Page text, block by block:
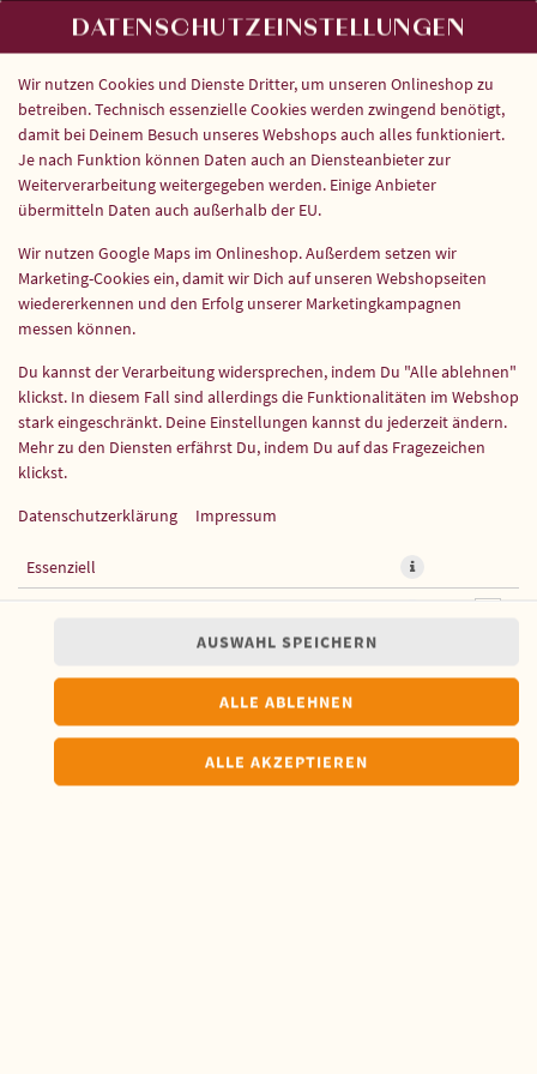
DATENSCHUTZEINSTELLUNGEN
Wir nutzen Cookies und Dienste Dritter, um unseren Onlineshop zu
betreiben. Technisch essenzielle Cookies werden zwingend benötigt,
damit bei Deinem Besuch unseres Webshops auch alles funktioniert.
Je nach Funktion können Daten auch an Diensteanbieter zur
Weiterverarbeitung weitergegeben werden. Einige Anbieter
übermitteln Daten auch außerhalb der EU.
Wir nutzen Google Maps im Onlineshop. Außerdem setzen wir
Marketing-Cookies ein, damit wir Dich auf unseren Webshopseiten
wiedererkennen und den Erfolg unserer Marketingkampagnen
messen können.
Du kannst der Verarbeitung widersprechen, indem Du "Alle ablehnen"
klickst. In diesem Fall sind allerdings die Funktionalitäten im Webshop
stark eingeschränkt. Deine Einstellungen kannst du jederzeit ändern.
Mehr zu den Diensten erfährst Du, indem Du auf das Fragezeichen
klickst.
Datenschutzerklärung
Impressum
Essenziell
AUSWAHL SPEICHERN
ALLE ABLEHNEN
ALLE AKZEPTIEREN
CHICKEN 65
und dann mit Curryblättern und verschiedenen Gewürzen
9,90 € *
* Die Preise können nach Auswahl des Stores variieren.